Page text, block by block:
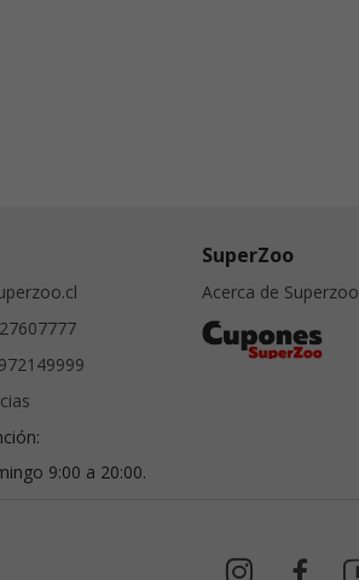
9:00 a 20:00.
SuperZoo
Acerca de Superzoo